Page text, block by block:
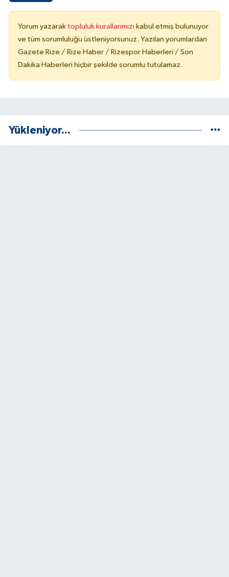
Yorum yazarak topluluk kurallarımızı kabul etmiş bulunuyor
ve tüm sorumluluğu üstleniyorsunuz. Yazılan yorumlardan
Gazete Rize / Rize Haber / Rizespor Haberleri / Son
Dakika Haberleri hiçbir şekilde sorumlu tutulamaz.
Yükleniyor...